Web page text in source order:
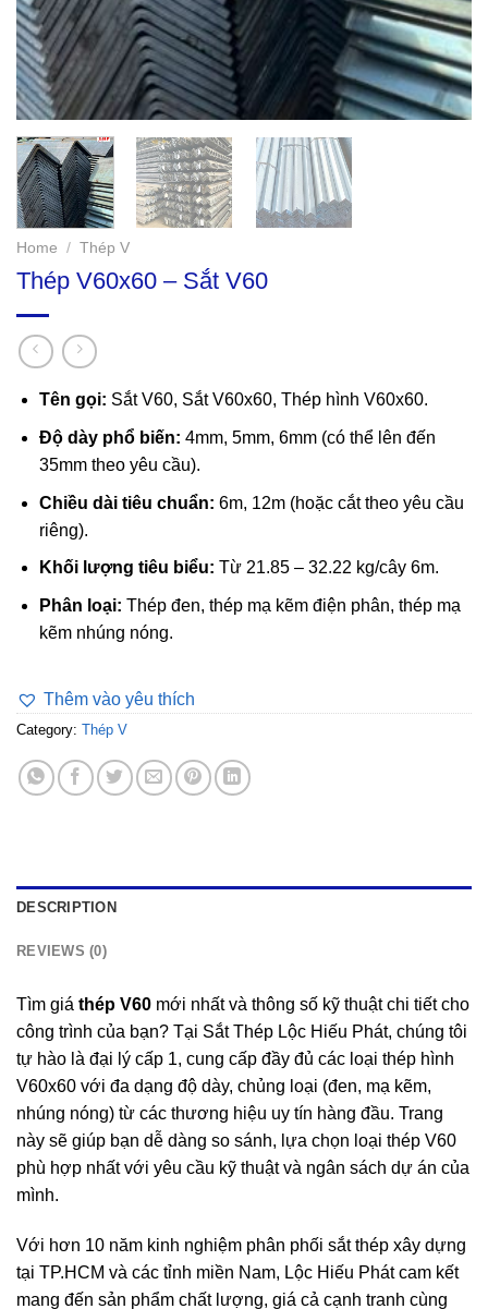
Home / Thép V
Thép V60x60 – Sắt V60
Tên gọi: Sắt V60, Sắt V60x60, Thép hình V60x60.
Độ dày phổ biến: 4mm, 5mm, 6mm (có thể lên đến
35mm theo yêu cầu).
Chiều dài tiêu chuẩn: 6m, 12m (hoặc cắt theo yêu cầu
riêng).
Khối lượng tiêu biểu: Từ 21.85 – 32.22 kg/cây 6m.
Phân loại: Thép đen, thép mạ kẽm điện phân, thép mạ
kẽm nhúng nóng.
Thêm vào yêu thích
Category: Thép V
DESCRIPTION
REVIEWS (0)
Tìm giá thép V60 mới nhất và thông số kỹ thuật chi tiết cho
công trình của bạn? Tại Sắt Thép Lộc Hiếu Phát, chúng tôi
tự hào là đại lý cấp 1, cung cấp đầy đủ các loại thép hình
V60x60 với đa dạng độ dày, chủng loại (đen, mạ kẽm,
nhúng nóng) từ các thương hiệu uy tín hàng đầu. Trang
này sẽ giúp bạn dễ dàng so sánh, lựa chọn loại thép V60
phù hợp nhất với yêu cầu kỹ thuật và ngân sách dự án của
mình.
Với hơn 10 năm kinh nghiệm phân phối sắt thép xây dựng
tại TP.HCM và các tỉnh miền Nam, Lộc Hiếu Phát cam kết
mang đến sản phẩm chất lượng, giá cả cạnh tranh cùng